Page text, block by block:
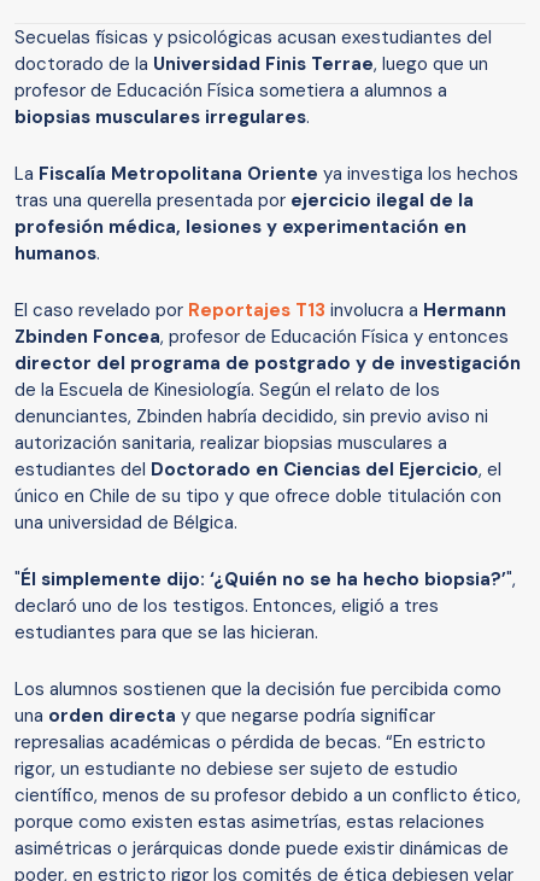
Secuelas físicas y psicológicas acusan exestudiantes del
doctorado de la Universidad Finis Terrae, luego que un
profesor de Educación Física sometiera a alumnos a
biopsias musculares irregulares.
La Fiscalía Metropolitana Oriente ya investiga los hechos
tras una querella presentada por ejercicio ilegal de la
profesión médica, lesiones y experimentación en
humanos.
El caso revelado por Reportajes T13 involucra a Hermann
Zbinden Foncea, profesor de Educación Física y entonces
director del programa de postgrado y de investigación
de la Escuela de Kinesiología. Según el relato de los
denunciantes, Zbinden habría decidido, sin previo aviso ni
autorización sanitaria, realizar biopsias musculares a
estudiantes del Doctorado en Ciencias del Ejercicio, el
único en Chile de su tipo y que ofrece doble titulación con
una universidad de Bélgica.
"Él simplemente dijo: ‘¿Quién no se ha hecho biopsia?’",
declaró uno de los testigos. Entonces, eligió a tres
estudiantes para que se las hicieran.
Los alumnos sostienen que la decisión fue percibida como
una orden directa y que negarse podría significar
represalias académicas o pérdida de becas. “En estricto
rigor, un estudiante no debiese ser sujeto de estudio
científico, menos de su profesor debido a un conflicto ético,
porque como existen estas asimetrías, estas relaciones
asimétricas o jerárquicas donde puede existir dinámicas de
poder, en estricto rigor los comités de ética debiesen velar